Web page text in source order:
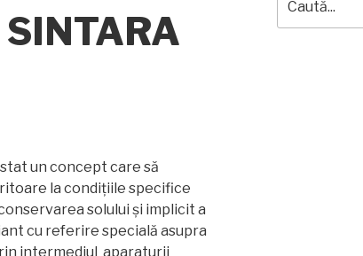
un concept care să
la condițiile specifice
solului și implicit a
cu referire specială asupra
intermediul aparaturii
după: